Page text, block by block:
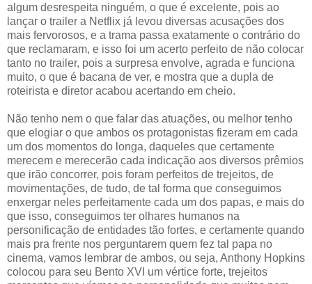
algum desrespeita ninguém, o que é excelente, pois ao
lançar o trailer a Netflix já levou diversas acusações dos
mais fervorosos, e a trama passa exatamente o contrário do
que reclamaram, e isso foi um acerto perfeito de não colocar
tanto no trailer, pois a surpresa envolve, agrada e funciona
muito, o que é bacana de ver, e mostra que a dupla de
roteirista e diretor acabou acertando em cheio.
Não tenho nem o que falar das atuações, ou melhor tenho
que elogiar o que ambos os protagonistas fizeram em cada
um dos momentos do longa, daqueles que certamente
merecem e merecerão cada indicação aos diversos prêmios
que irão concorrer, pois foram perfeitos de trejeitos, de
movimentações, de tudo, de tal forma que conseguimos
enxergar neles perfeitamente cada um dos papas, e mais do
que isso, conseguimos ter olhares humanos na
personificação de entidades tão fortes, e certamente quando
mais pra frente nos perguntarem quem fez tal papa no
cinema, vamos lembrar de ambos, ou seja, Anthony Hopkins
colocou para seu Bento XVI um vértice forte, trejeitos